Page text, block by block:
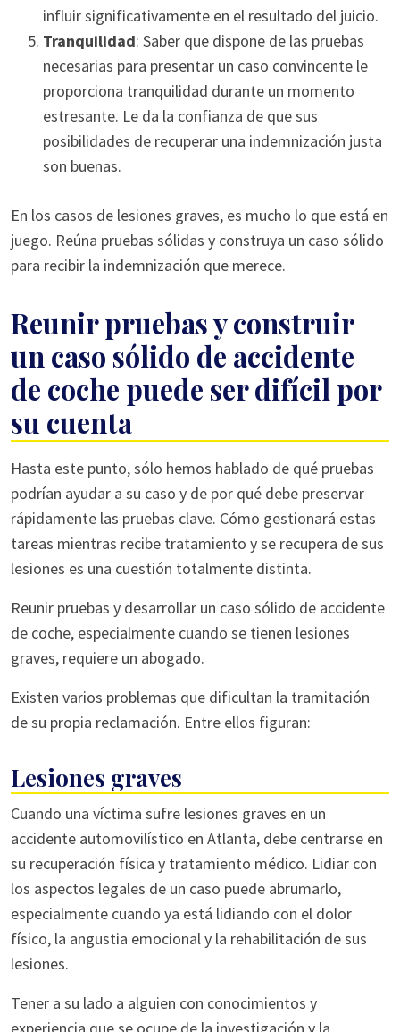
influir significativamente en el resultado del juicio.
Tranquilidad: Saber que dispone de las pruebas
necesarias para presentar un caso convincente le
proporciona tranquilidad durante un momento
estresante. Le da la confianza de que sus
posibilidades de recuperar una indemnización justa
son buenas.
En los casos de lesiones graves, es mucho lo que está en
juego. Reúna pruebas sólidas y construya un caso sólido
para recibir la indemnización que merece.
Reunir pruebas y construir
un caso sólido de accidente
de coche puede ser difícil por
su cuenta
Hasta este punto, sólo hemos hablado de qué pruebas
podrían ayudar a su caso y de por qué debe preservar
rápidamente las pruebas clave. Cómo gestionará estas
tareas mientras recibe tratamiento y se recupera de sus
lesiones es una cuestión totalmente distinta.
Reunir pruebas y desarrollar un caso sólido de accidente
de coche, especialmente cuando se tienen lesiones
graves, requiere un abogado.
Existen varios problemas que dificultan la tramitación
de su propia reclamación. Entre ellos figuran:
Lesiones graves
Cuando una víctima sufre lesiones graves en un
accidente automovilístico en Atlanta, debe centrarse en
su recuperación física y tratamiento médico. Lidiar con
los aspectos legales de un caso puede abrumarlo,
especialmente cuando ya está lidiando con el dolor
físico, la angustia emocional y la rehabilitación de sus
lesiones.
Tener a su lado a alguien con conocimientos y